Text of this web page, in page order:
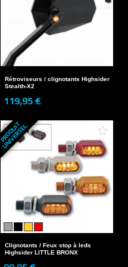
Rétroviseurs / clignotants Highsider
Stealth-X2
119,95 €
P
R
O
D
U
I
T
U
N
I
V
E
R
S
E
L
Clignotants / Feux stop à leds
Highsider LITTLE BRONX